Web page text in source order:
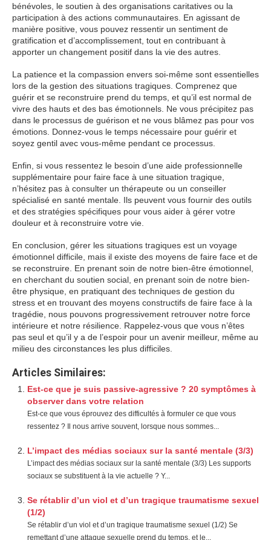
bénévoles, le soutien à des organisations caritatives ou la
participation à des actions communautaires. En agissant de
manière positive, vous pouvez ressentir un sentiment de
gratification et d’accomplissement, tout en contribuant à
apporter un changement positif dans la vie des autres.
La patience et la compassion envers soi-même sont essentielles
lors de la gestion des situations tragiques. Comprenez que
guérir et se reconstruire prend du temps, et qu’il est normal de
vivre des hauts et des bas émotionnels. Ne vous précipitez pas
dans le processus de guérison et ne vous blâmez pas pour vos
émotions. Donnez-vous le temps nécessaire pour guérir et
soyez gentil avec vous-même pendant ce processus.
Enfin, si vous ressentez le besoin d’une aide professionnelle
supplémentaire pour faire face à une situation tragique,
n’hésitez pas à consulter un thérapeute ou un conseiller
spécialisé en santé mentale. Ils peuvent vous fournir des outils
et des stratégies spécifiques pour vous aider à gérer votre
douleur et à reconstruire votre vie.
En conclusion, gérer les situations tragiques est un voyage
émotionnel difficile, mais il existe des moyens de faire face et de
se reconstruire. En prenant soin de notre bien-être émotionnel,
en cherchant du soutien social, en prenant soin de notre bien-
être physique, en pratiquant des techniques de gestion du
stress et en trouvant des moyens constructifs de faire face à la
tragédie, nous pouvons progressivement retrouver notre force
intérieure et notre résilience. Rappelez-vous que vous n’êtes
pas seul et qu’il y a de l’espoir pour un avenir meilleur, même au
milieu des circonstances les plus difficiles.
Articles Similaires:
Est-ce que je suis passive-agressive ? 20 symptômes à
observer dans votre relation
Est-ce que vous éprouvez des difficultés à formuler ce que vous
ressentez ? Il nous arrive souvent, lorsque nous sommes...
L’impact des médias sociaux sur la santé mentale (3/3)
L’impact des médias sociaux sur la santé mentale (3/3) Les supports
sociaux se substituent à la vie actuelle ? Y...
Se rétablir d’un viol et d’un tragique traumatisme sexuel
(1/2)
Se rétablir d’un viol et d’un tragique traumatisme sexuel (1/2) Se
remettant d’une attaque sexuelle prend du temps, et le...